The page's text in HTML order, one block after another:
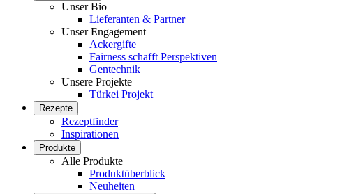
Unser Bio
Lieferanten & Partner
Unser Engagement
Ackergifte
Fairness schafft Perspektiven
Gentechnik
Unsere Projekte
Türkei Projekt
Rezepte
Rezeptfinder
Inspirationen
Produkte
Alle Produkte
Produktüberblick
Neuheiten